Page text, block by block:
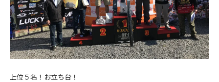
上位５名！お立ち台！